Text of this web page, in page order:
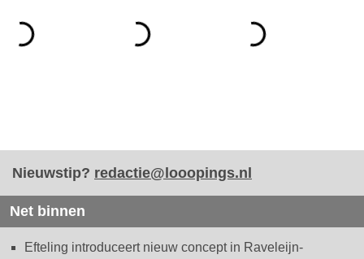
Nieuwstip? redactie@looopings.nl
Net binnen
Efteling introduceert nieuw concept in Raveleijn-